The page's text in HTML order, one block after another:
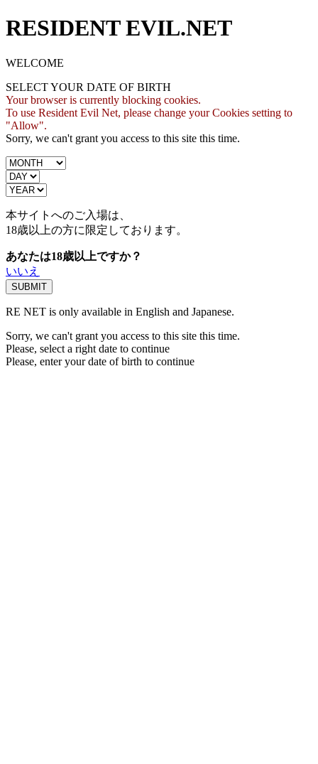
RESIDENT EVIL.NET
WELCOME
SELECT YOUR DATE OF BIRTH
Your browser is currently blocking cookies.
To use Resident Evil Net, please change your Cookies setting to
"Allow".
Sorry, we can't grant you access to this site this time.
本サイトへのご入場は、
18歳以上の方に限定しております。
あなたは18歳以上ですか？
いいえ
RE NET is only available in English and Japanese.
Sorry, we can't grant you access to this site this time.
Please, select a right date to continue
Please, enter your date of birth to continue